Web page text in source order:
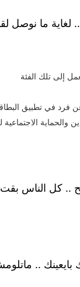
لغاية ما نوصل
إلى تلك الفئة
في تطبيق البطاقة
والحماية
.. كل الناس
..